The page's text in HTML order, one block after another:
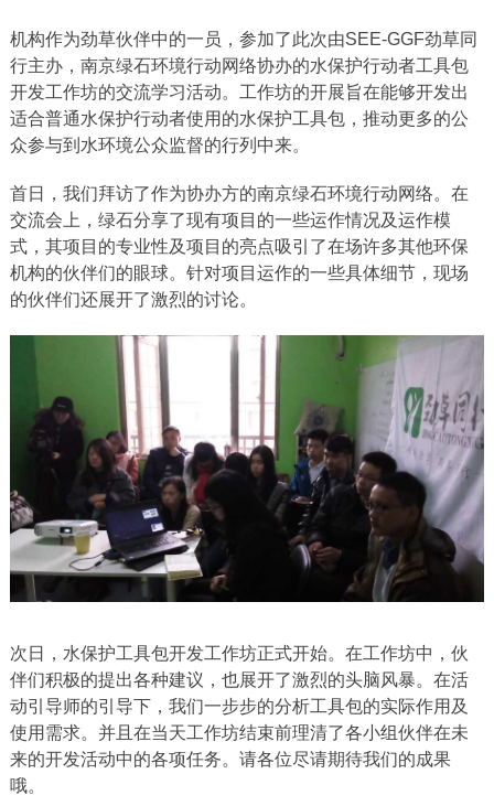
机构作为劲草伙伴中的一员，参加了此次由SEE-GGF劲草同
行主办，南京绿石环境行动网络协办的水保护行动者工具包
开发工作坊的交流学习活动。工作坊的开展旨在能够开发出
适合普通水保护行动者使用的水保护工具包，推动更多的公
众参与到水环境公众监督的行列中来。
首日，我们拜访了作为协办方的南京绿石环境行动网络。在
交流会上，绿石分享了现有项目的一些运作情况及运作模
式，其项目的专业性及项目的亮点吸引了在场许多其他环保
机构的伙伴们的眼球。针对项目运作的一些具体细节，现场
的伙伴们还展开了激烈的讨论。
次日，水保护工具包开发工作坊正式开始。在工作坊中，伙
伴们积极的提出各种建议，也展开了激烈的头脑风暴。在活
动引导师的引导下，我们一步步的分析工具包的实际作用及
使用需求。并且在当天工作坊结束前理清了各小组伙伴在未
来的开发活动中的各项任务。请各位尽请期待我们的成果
哦。